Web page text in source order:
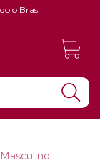
o Brasil